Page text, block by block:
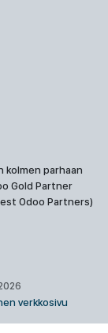
kolmen parhaan
Gold Partner
Odoo Partners)
verkkosivu